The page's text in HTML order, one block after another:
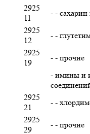
2925
11
- - сахарин
2925
12
- -
2925
19
- - прочие
- имины и
2925
21
- -
2925
29
- - прочие